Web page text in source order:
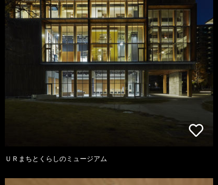
ＵＲまちとくらしのミュージアム